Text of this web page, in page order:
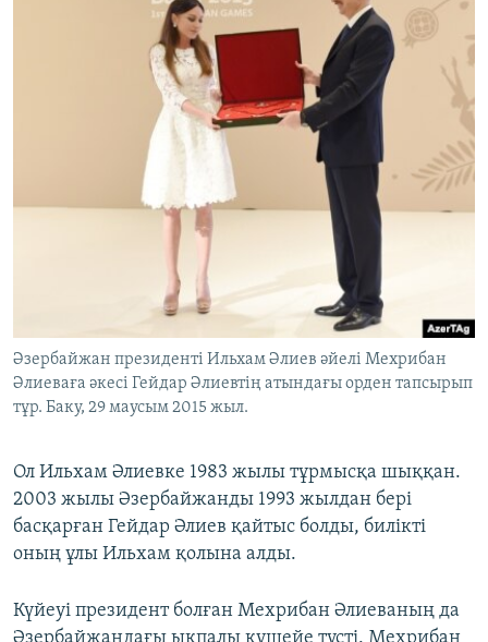
Әзербайжан президенті Ильхам Әлиев әйелі Мехрибан
Әлиеваға әкесі Гейдар Әлиевтің атындағы орден тапсырып
тұр. Баку, 29 маусым 2015 жыл.
Ол Ильхам Әлиевке 1983 жылы тұрмысқа шыққан.
2003 жылы Әзербайжанды 1993 жылдан бері
басқарған Гейдар Әлиев қайтыс болды, билікті
оның ұлы Ильхам қолына алды.
Күйеуі президент болған Мехрибан Әлиеваның да
Әзербайжандағы ықпалы күшейе түсті. Мехрибан